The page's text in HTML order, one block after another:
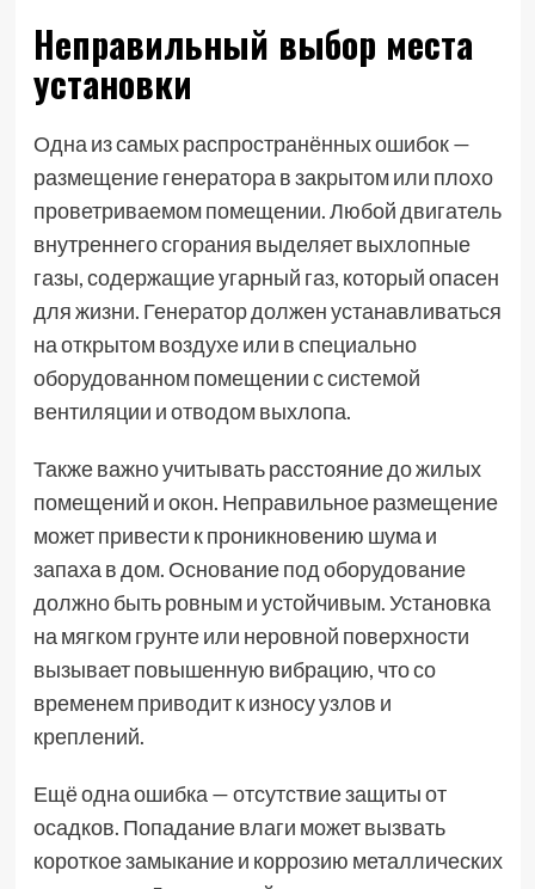
Неправильный выбор места
установки
Одна из самых распространённых ошибок —
размещение генератора в закрытом или плохо
проветриваемом помещении. Любой двигатель
внутреннего сгорания выделяет выхлопные
газы, содержащие угарный газ, который опасен
для жизни. Генератор должен устанавливаться
на открытом воздухе или в специально
оборудованном помещении с системой
вентиляции и отводом выхлопа.
Также важно учитывать расстояние до жилых
помещений и окон. Неправильное размещение
может привести к проникновению шума и
запаха в дом. Основание под оборудование
должно быть ровным и устойчивым. Установка
на мягком грунте или неровной поверхности
вызывает повышенную вибрацию, что со
временем приводит к износу узлов и
креплений.
Ещё одна ошибка — отсутствие защиты от
осадков. Попадание влаги может вызвать
короткое замыкание и коррозию металлических